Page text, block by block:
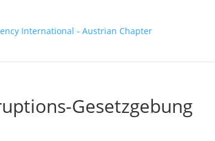
Gesetzgebung